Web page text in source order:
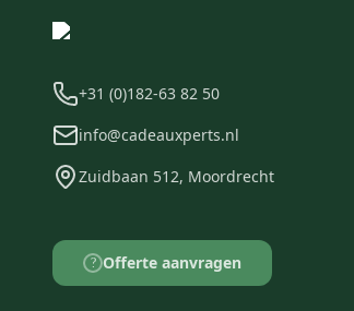
+31 (0)182-63 82 50
info@cadeauxperts.nl
Zuidbaan 512, Moordrecht
? Offerte aanvragen